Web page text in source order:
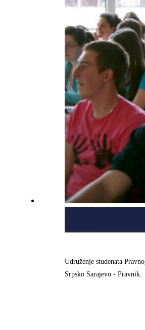
Udruženje studenata
Srpsko Sarajevo - Pravnik.